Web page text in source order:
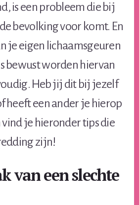
is een probleem die bij
bevolking voor komt. En
je eigen lichaamsgeuren
bewust worden hiervan
Heb jij dit bij jezelf
heeft een ander je hierop
vind je hieronder tips die
zijn!
van een slechte